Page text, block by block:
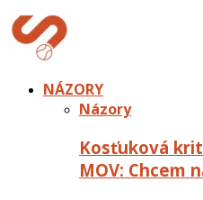
NÁZORY
Názory
Kosťuková
MOV: Chcem